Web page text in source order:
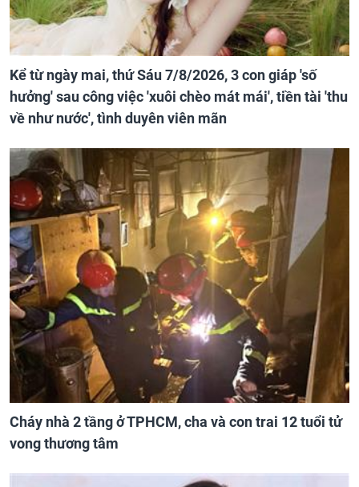
Kể từ ngày mai, thứ Sáu 7/8/2026, 3 con giáp 'số
hưởng' sau công việc 'xuôi chèo mát mái', tiền tài 'thu
về như nước', tình duyên viên mãn
Cháy nhà 2 tầng ở TPHCM, cha và con trai 12 tuổi tử
vong thương tâm